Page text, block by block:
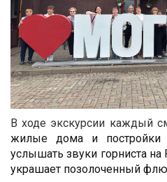
В ходе экскурсии каждый
жилые дома и
услышать звуки горниста
украшает позолоченный